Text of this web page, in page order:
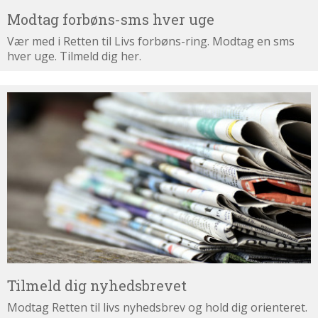
Modtag forbøns-sms hver uge
Vær med i Retten til Livs forbøns-ring. Modtag en sms
hver uge. Tilmeld dig her.
Tilmeld
dig
nyhedsbrevet
Tilmeld dig nyhedsbrevet
Modtag Retten til livs nyhedsbrev og hold dig orienteret.